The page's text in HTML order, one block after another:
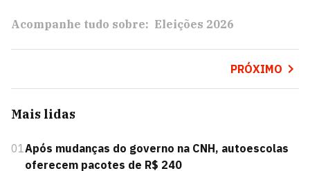
Acompanhe tudo sobre: Eleições 2026
PRÓXIMO
Mais lidas
01Após mudanças do governo na CNH, autoescolas
oferecem pacotes de R$ 240